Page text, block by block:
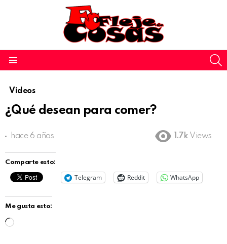
Videos
¿Qué desean para comer?
hace 6 años 1.7k Views
Comparte esto:
Telegram Reddit WhatsApp
Me gusta esto: